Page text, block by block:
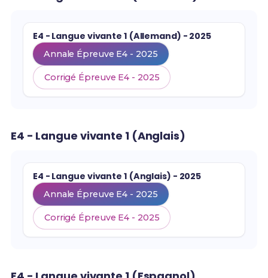
E4 - Langue vivante 1 (Allemand) - 2025
Annale Épreuve E4 - 2025
Corrigé Épreuve E4 - 2025
E4 - Langue vivante 1 (Anglais)
E4 - Langue vivante 1 (Anglais) - 2025
Annale Épreuve E4 - 2025
Corrigé Épreuve E4 - 2025